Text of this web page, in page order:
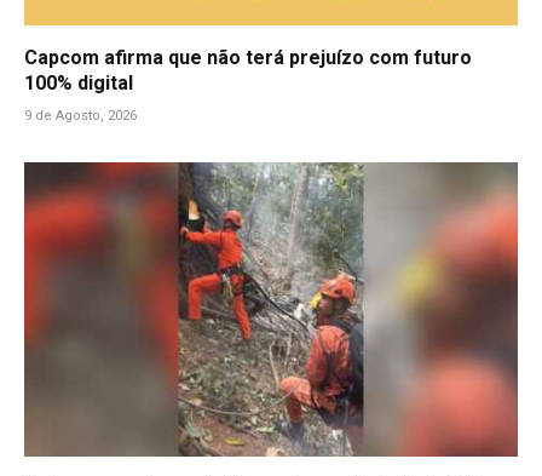
Capcom afirma que não terá prejuízo com futuro
100% digital
9 de Agosto, 2026